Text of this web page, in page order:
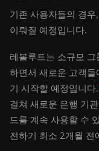
기존 사용자들의 경
이뤄질 예정입니다.
레볼루트는 소규모
하면서 새로운 고객
기 시작할 예정입니다.
걸쳐 새로운 은행 기
드를 계속 사용할 수
전하기 최소 2개월 전